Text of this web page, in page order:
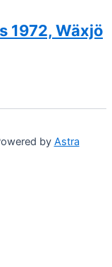
1972, Wäxjö
by Astra